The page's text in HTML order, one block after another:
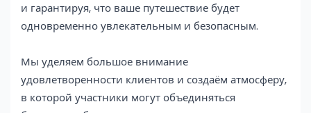
и гарантируя, что ваше путешествие будет
одновременно увлекательным и безопасным.
Мы уделяем большое внимание
удовлетворенности клиентов и создаём атмосферу,
в которой участники могут объединяться